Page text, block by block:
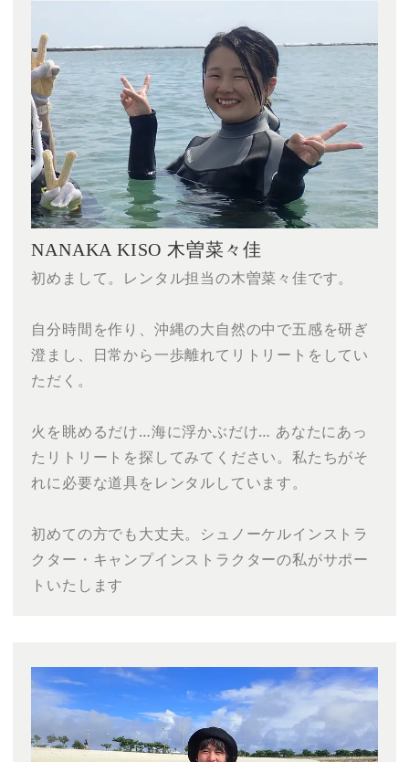
NANAKA KISO 木曽菜々佳
初めまして。レンタル担当の木曽菜々佳です。
自分時間を作り、沖縄の大自然の中で五感を研ぎ
澄まし、日常から一歩離れてリトリートをしてい
ただく。
火を眺めるだけ…海に浮かぶだけ… あなたにあっ
たリトリートを探してみてください。私たちがそ
れに必要な道具をレンタルしています。
初めての方でも大丈夫。シュノーケルインストラ
クター・キャンプインストラクターの私がサポー
トいたします